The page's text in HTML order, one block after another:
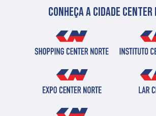
Conheça a cidade